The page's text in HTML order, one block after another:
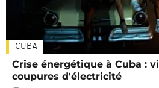
CUBA
Crise énergétique à Cuba :
coupures d'électricité